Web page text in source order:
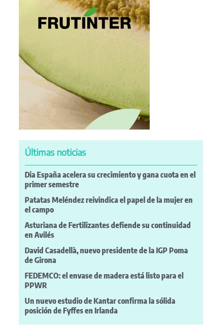
Últimas noticias
Dia España acelera su crecimiento y gana cuota en el
primer semestre
Patatas Meléndez reivindica el papel de la mujer en
el campo
Asturiana de Fertilizantes defiende su continuidad
en Avilés
David Casadellà, nuevo presidente de la IGP Poma
de Girona
FEDEMCO: el envase de madera está listo para el
PPWR
Un nuevo estudio de Kantar confirma la sólida
posición de Fyffes en Irlanda